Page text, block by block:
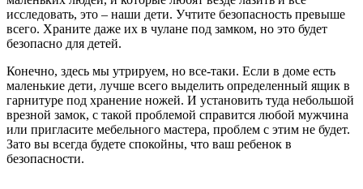
исследовать, это – наши дети. Учтите безопасность превыше
всего. Храните даже их в чулане под замком, но это будет
безопасно для детей.
Конечно, здесь мы утрируем, но все-таки. Если в доме есть
маленькие дети, лучше всего выделить определенный ящик в
гарнитуре под хранение ножей. И установить туда небольшой
врезной замок, с такой проблемой справится любой мужчина
или пригласите мебельного мастера, проблем с этим не будет.
Зато вы всегда будете спокойны, что ваш ребенок в
безопасности.